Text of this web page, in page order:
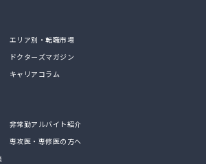
エリア別・転職市場
ドクターズマガジン
キャリアコラム
非常勤アルバイト紹介
専攻医・専修医の方へ